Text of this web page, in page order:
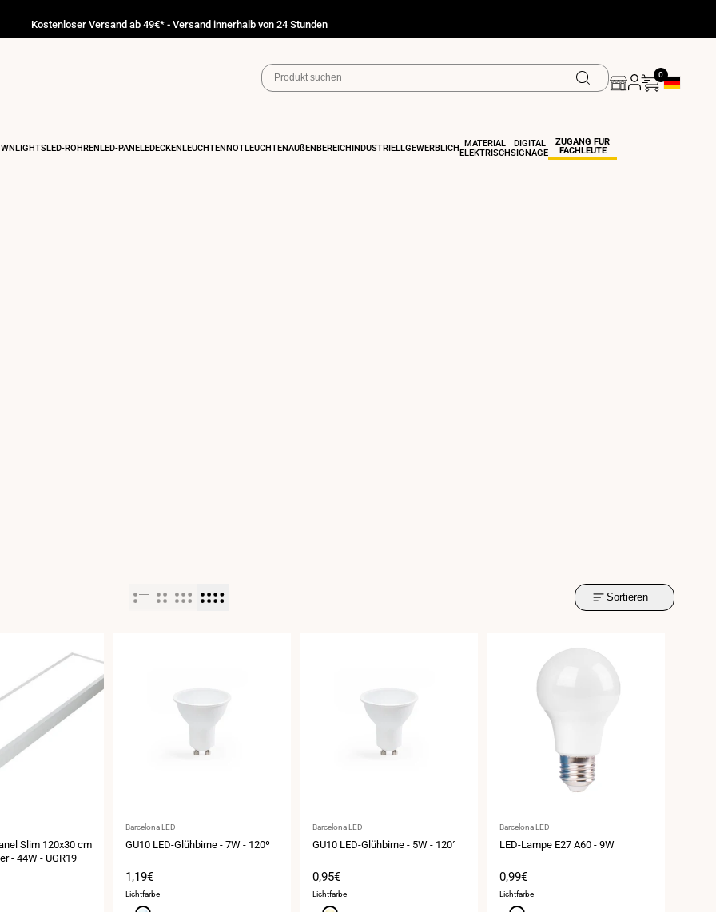
Kostenloser Versand ab 49€* - Versand innerhalb von 24 Stunden
0
LED-RÖHRENLED-PANELEDECKENLEUCHTENNOTLEUCHTENAUßENBEREICHINDUSTRIELL GEWERBLICH MATERIAL
ELEKTRISCH
DIGITAL
SIGNAGE
ZUGANG FÜR
FACHLEUTE
Sortieren
Slim 120x30 cm
- 44W - UGR19
Anbieter:
Barcelona LED
GU10 LED-Glühbirne - 7W - 120º
Verkaufspreis
1,19€
Lichtfarbe
Anbieter:
Barcelona LED
GU10 LED-Glühbirne - 5W - 120°
Verkaufspreis
0,95€
Lichtfarbe
Anbieter:
Barcelona LED
LED-Lampe E27 A60 - 9W
Verkaufspreis
0,99€
Lichtfarbe